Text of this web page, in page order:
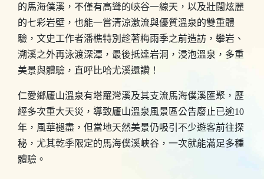
的馬海僕溪，不僅有高聳的峽谷一線天，以及壯闊炫麗
的七彩岩壁，也能一嘗清涼激流與優質溫泉的雙重體
驗，文史工作者潘樵特別趁著梅雨季之前造訪，攀岩、
溯溪之外再泳渡深潭，最後抵達岩洞，浸泡溫泉，多重
美景與體驗，直呼比哈尤溪還讚！
仁愛鄉廬山溫泉有塔羅灣溪及其支流馬海僕溪匯聚，歷
經多次重大天災，導致廬山溫泉風景區公告廢止已逾10
年，風華褪盡，但當地天然美景仍吸引不少遊客前往探
秘，尤其乾季限定的馬海僕溪峽谷，一次就能滿足多種
體驗。